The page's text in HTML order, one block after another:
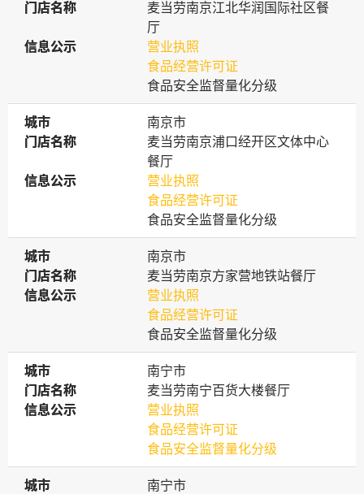
门店名称
门店名称
麦当劳南京江北华润国际社区餐
厅
信息公示
信息公示
营业执照
食品经营许可证
食品安全监督量化分级
城市
城市
南京市
门店名称
门店名称
麦当劳南京浦口经开区文体中心
餐厅
信息公示
信息公示
营业执照
食品经营许可证
食品安全监督量化分级
城市
城市
南京市
门店名称
门店名称
麦当劳南京方家营地铁站餐厅
信息公示
信息公示
营业执照
食品经营许可证
食品安全监督量化分级
城市
城市
南宁市
门店名称
门店名称
麦当劳南宁百货大楼餐厅
信息公示
信息公示
营业执照
食品经营许可证
食品安全监督量化分级
城市
城市
南宁市